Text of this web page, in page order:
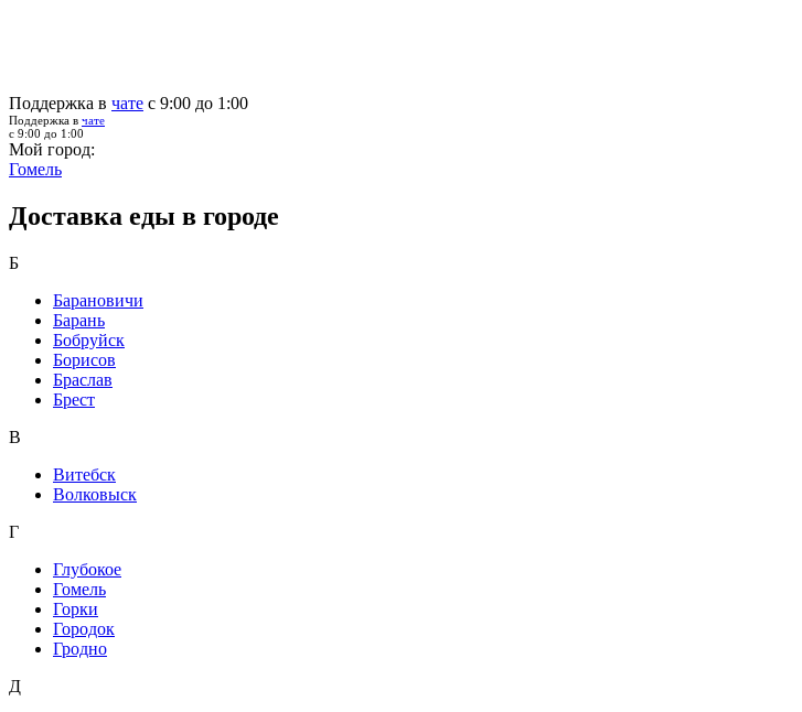
Поддержка в чате с 9:00 до 1:00
Поддержка в чате
с 9:00 до 1:00
Мой город:
Гомель
Доставка еды в городе
Б
Барановичи
Барань
Бобруйск
Борисов
Браслав
Брест
В
Витебск
Волковыск
Г
Глубокое
Гомель
Горки
Городок
Гродно
Д